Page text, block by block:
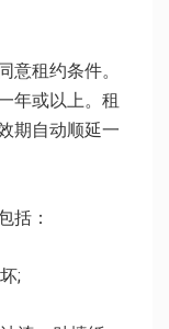
意租约条件。
年或以上。租
期自动顺延一
括：
;